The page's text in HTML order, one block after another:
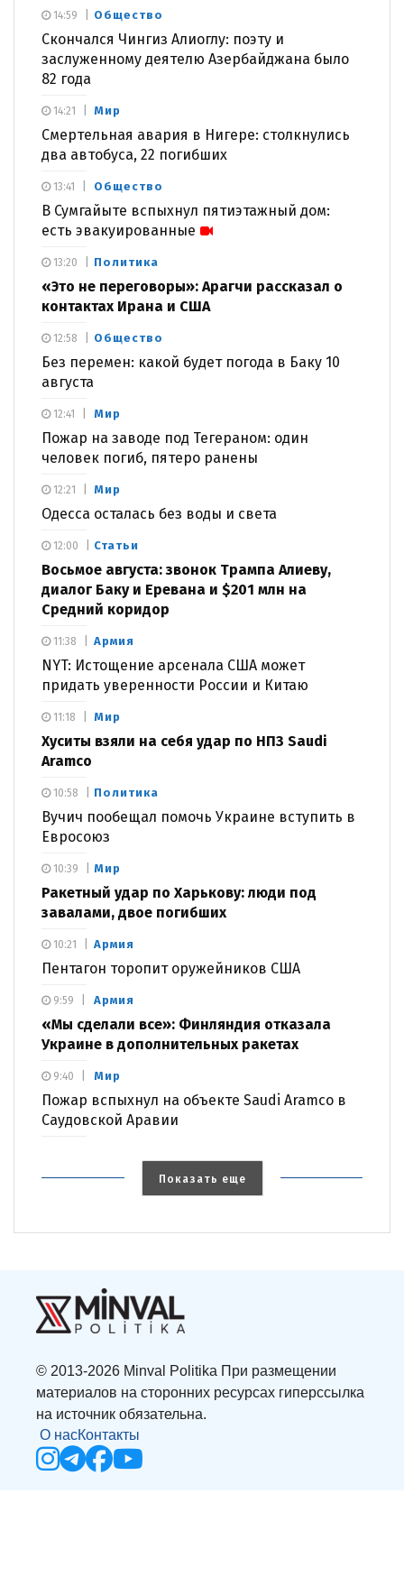
Общество
Скончался Чингиз Алиоглу: поэту и
заслуженному деятелю Азербайджана было
82 года
14:59
Мир
Смертельная авария в Нигере: столкнулись
два автобуса, 22 погибших
14:21
Общество
В Сумгайыте вспыхнул пятиэтажный дом:
есть эвакуированные
13:41
Политика
«Это не переговоры»: Арагчи рассказал о
контактах Ирана и США
13:20
Общество
Без перемен: какой будет погода в Баку 10
августа
12:58
Мир
Пожар на заводе под Тегераном: один
человек погиб, пятеро ранены
12:41
Мир
Одесса осталась без воды и света
12:21
Статьи
Восьмое августа: звонок Трампа Алиеву,
диалог Баку и Еревана и $201 млн на
Средний коридор
12:00
Армия
NYT: Истощение арсенала США может
придать уверенности России и Китаю
11:38
Мир
Хуситы взяли на себя удар по НПЗ Saudi
Aramco
11:18
Политика
Вучич пообещал помочь Украине вступить в
Евросоюз
10:58
Мир
Ракетный удар по Харькову: люди под
завалами, двое погибших
10:39
Армия
Пентагон торопит оружейников США
10:21
Армия
«Мы сделали все»: Финляндия отказала
Украине в дополнительных ракетах
9:59
Мир
Пожар вспыхнул на объекте Saudi Aramco в
Саудовской Аравии
9:40
Показать еще
© 2013-2026 Minval Politika При размещении
материалов на сторонних ресурсах гиперссылка
на источник обязательна.
О насКонтакты